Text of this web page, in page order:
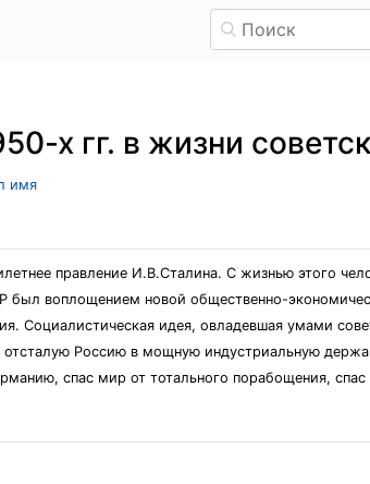
х гг. в жизни
имя
правление И.В.Сталина. С жизнью этого
был воплощением новой общественно-
Социалистическая идея, овладевшая умами
отсталую Россию в мощную индустриальную
спас мир от тотального порабощения,